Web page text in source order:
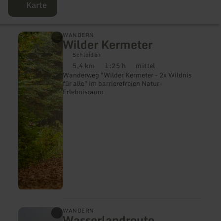
Karte
WANDERN
Wilder Kermeter
Schleiden
Distanz:
5,4 km Dauer:
1:25 h Anforderung:
mittel
Wanderweg "Wilder Kermeter - 2x Wildnis
für alle" im barrierefreien Natur-
Erlebnisraum
mehr
erfahren
zu:
Wilder
Kermeter
WANDERN